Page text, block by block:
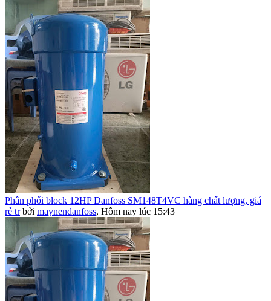
Phân phối block 12HP Danfoss SM148T4VC hàng chất lượng, giá
rẻ tr bởi maynendanfoss, Hôm nay lúc 15:43